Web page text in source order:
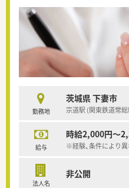
勤務地
茨城県 下妻市
宗道駅 (関東鉄道常
給与
時給2,000円～
※経験、条件により
法人名
非公開